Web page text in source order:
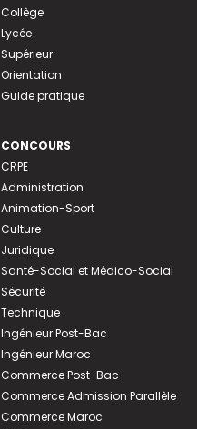
Collège
Lycée
Supérieur
Orientation
Guide pratique
CONCOURS
CRPE
Administration
Animation-Sport
Culture
Juridique
Santé-Social et Médico-Social
Sécurité
Technique
Ingénieur Post-Bac
Ingénieur Maroc
Commerce Post-Bac
Commerce Admission Parallèle
Commerce Maroc